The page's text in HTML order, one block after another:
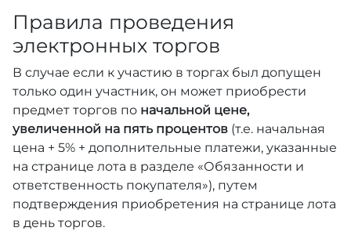
Правила проведения
электронных торгов
В случае если к участию в торгах был допущен
только один участник, он может приобрести
предмет торгов по начальной цене,
увеличенной на пять процентов (т.е. начальная
цена + 5% + дополнительные платежи, указанные
на странице лота в разделе «Обязанности и
ответственность покупателя»), путем
подтверждения приобретения на странице лота
в день торгов.